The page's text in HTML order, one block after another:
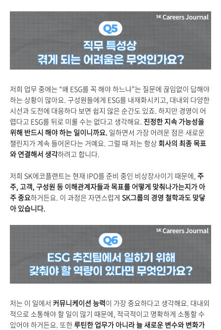
저희 업무 중에는 “왜 ESG를 꼭 해야 하느냐”는 질문에 끊임없이 답해야
하는 상황이 많아요. 구성원들에게 ESG를 내재화시키고, 대내외 다양한
시선과 도전에 대응하다 보면 쉽지 않은 순간도 있죠. 하지만 경영이 어
렵다고 ESG를 뒤로 미룰 수는 없다고 생각해요. 진정한 지속 가능성을
위해 반드시 해야 하는 일이니까요. 일하면서 가장 어려운 점은 새로운
챌린지가 계속 들어온다는 거예요. 그럴 때 저는 항상 회사의 최종 목표
와 연결해서 생각하려고 합니다.
저희 SK에코플랜트는 현재 IPO를 준비 중인 비상장사이기 때문에, 주
주, 고객, 구성원 등 이해관계자들과 목표를 어떻게 맞춰나가는지가 아
주 중요하거든요. 이 과정은 자연스럽게 SK그룹의 경영 철학과도 맞닿
아 있습니다.
저는 이 일에서 커뮤니케이션 능력이 가장 중요하다고 생각해요. 대내외
적으로 소통해야 할 일이 많기 때문에, 적극적이고 명확하게 소통할 수
있어야 하거든요. 또한루틴한 업무가 아니라 늘 새로운 변수와 변화가